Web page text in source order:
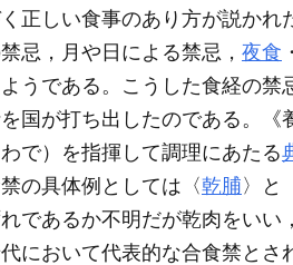
正しい食事のあり方が説かれ
忌，月や日による禁忌， 夜食 ・
うである。こうした食経の禁
国が打ち出したのである。《
で）を指揮して調理にあたる
の具体例としては〈乾脯 〉と
であるか不明だが乾肉をいい
において代表的な合食禁とさ